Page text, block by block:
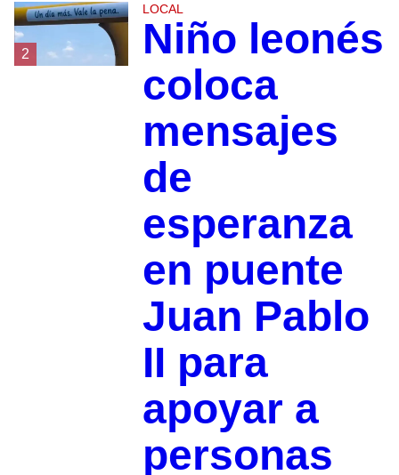
2
LOCAL
Niño leonés
coloca
mensajes
de
esperanza
en puente
Juan Pablo
II para
apoyar a
personas